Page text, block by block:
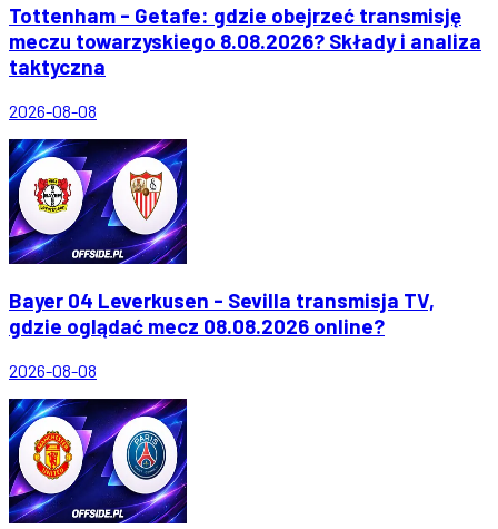
Tottenham - Getafe: gdzie obejrzeć transmisję
meczu towarzyskiego 8.08.2026? Składy i analiza
taktyczna
2026-08-08
Bayer 04 Leverkusen - Sevilla transmisja TV,
gdzie oglądać mecz 08.08.2026 online?
2026-08-08